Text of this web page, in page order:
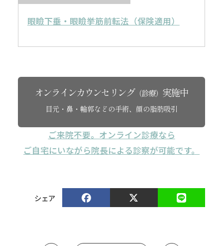
眼瞼下垂・眼瞼挙筋前転法（保険適用）
オンラインカウンセリング（診療） 実施中
目元・鼻・輪郭などの手術、顔の脂肪吸引
ご来院不要。オンライン診療なら
ご自宅にいながら院長による診察が可能です。
シェア